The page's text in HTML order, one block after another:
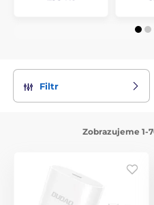
Filtr
Zobrazujeme 1-